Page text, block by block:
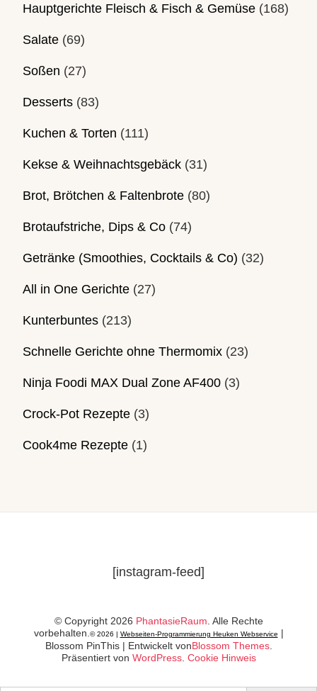
Hauptgerichte Fleisch & Fisch & Gemüse (168)
Salate (69)
Soßen (27)
Desserts (83)
Kuchen & Torten (111)
Kekse & Weihnachtsgebäck (31)
Brot, Brötchen & Faltenbrote (80)
Brotaufstriche, Dips & Co (74)
Getränke (Smoothies, Cocktails & Co) (32)
All in One Gerichte (27)
Kunterbuntes (213)
Schnelle Gerichte ohne Thermomix (23)
Ninja Foodi MAX Dual Zone AF400 (3)
Crock-Pot Rezepte (3)
Cook4me Rezepte (1)
[instagram-feed]
© Copyright 2026 PhantasieRaum . Alle Rechte
vorbehalten. © 2026 | Webseiten-Programmierung Heuken Webservice |
Blossom PinThis | Entwickelt vonBlossom Themes.
Präsentiert von WordPress. Cookie Hinweis